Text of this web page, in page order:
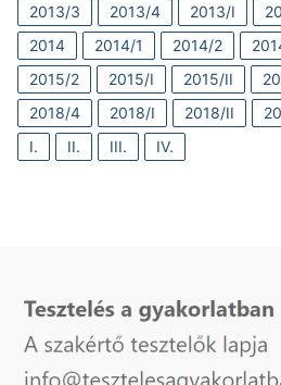
2013/3
2013/4 2013/I
2014
2014/1 2014/2
2015/2
2015/I 2015/II
2018/4
2018/I 2018/II
I.
II. III. IV.